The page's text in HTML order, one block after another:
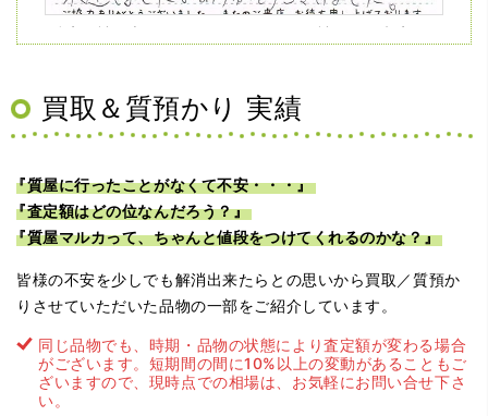
（兵庫県神戸市）ネットの口コミを見て神戸から来店。天
王寺、梅田の有名買取店を4店巡りましたがマルカさんが一
（大阪府大阪市）問い合わせから非常に分かり易く、安心
して利用できた。また、思ったよりも高額だったので助か
りました。
買取＆質預かり 実績
『質屋に行ったことがなくて不安・・・』
『査定額はどの位なんだろう？』
『質屋マルカって、ちゃんと値段をつけてくれるのかな？』
皆様の不安を少しでも解消出来たらとの思いから買取／質預か
りさせていただいた品物の一部をご紹介しています。
同じ品物でも、時期・品物の状態により査定額が変わる場合
がございます。短期間の間に10%以上の変動があることもご
ざいますので、現時点での相場は、お気軽にお問い合せ下さ
い。